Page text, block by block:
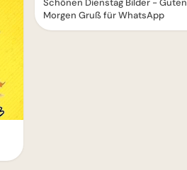
Morgen Gruß für WhatsApp